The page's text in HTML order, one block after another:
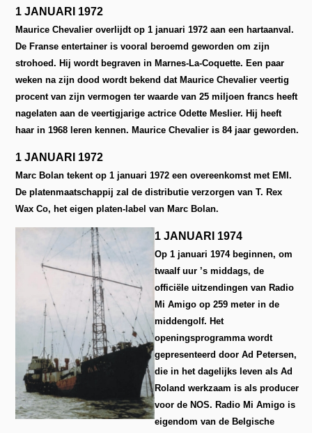
1 JANUARI 1972
Maurice Chevalier overlijdt op 1 januari 1972 aan een hartaanval.
De Franse entertainer is vooral beroemd geworden om zijn
strohoed. Hij wordt begraven in Marnes-La-Coquette. Een paar
weken na zijn dood wordt bekend dat Maurice Chevalier veertig
procent van zijn vermogen ter waarde van 25 miljoen francs heeft
nagelaten aan de veertigjarige actrice Odette Meslier. Hij heeft
haar in 1968 leren kennen. Maurice Chevalier is 84 jaar geworden.
1 JANUARI 1972
Marc Bolan tekent op 1 januari 1972 een overeenkomst met EMI.
De platenmaatschappij zal de distributie verzorgen van T. Rex
Wax Co, het eigen platen-label van Marc Bolan.
1 JANUARI 1974
Op 1 januari 1974 beginnen, om
twaalf uur ’s middags, de
officiële uitzendingen van Radio
Mi Amigo op 259 meter in de
middengolf. Het
openingsprogramma wordt
gepresenteerd door Ad Petersen,
die in het dagelijks leven als Ad
Roland werkzaam is als producer
voor de NOS. Radio Mi Amigo is
eigendom van de Belgische